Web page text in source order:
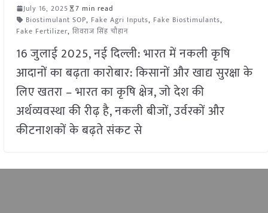
July 16, 2025
7 min read
Biostimulant SOP, Fake Agri Inputs, Fake Biostimulants,
Fake Fertilizer, शिवराज सिंह चौहान
16 जुलाई 2025, नई दिल्ली: भारत में नकली कृषि
आदानों का बढ़ता कारोबार: किसानों और खाद्य सुरक्षा के
लिए खतरा – भारत का कृषि क्षेत्र, जो देश की
अर्थव्यवस्था की रीढ़ है, नकली बीजों, उर्वरकों और
कीटनाशकों के बढ़ते संकट से